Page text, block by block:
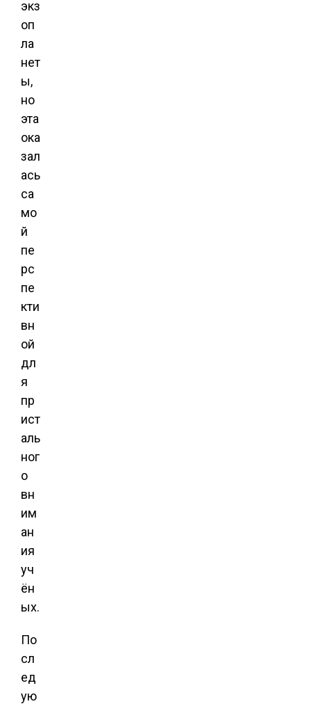
экз
оп
ла
нет
ы,
но
эта
ока
зал
ась
са
мо
й
пе
рс
пе
кти
вн
ой
дл
я
пр
ист
аль
ног
о
вн
им
ан
ия
уч
ён
ых.
По
сл
ед
ую